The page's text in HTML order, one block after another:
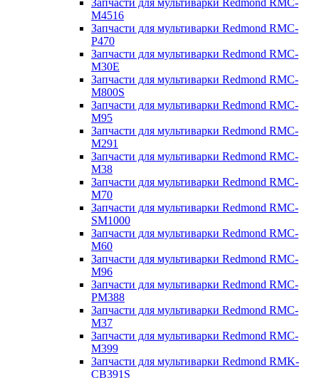
Запчасти для мультиварки Redmond RMC-
M4516
Запчасти для мультиварки Redmond RMC-
P470
Запчасти для мультиварки Redmond RMC-
M30E
Запчасти для мультиварки Redmond RMC-
M800S
Запчасти для мультиварки Redmond RMC-
M95
Запчасти для мультиварки Redmond RMC-
M291
Запчасти для мультиварки Redmond RMC-
M38
Запчасти для мультиварки Redmond RMC-
M70
Запчасти для мультиварки Redmond RMC-
SM1000
Запчасти для мультиварки Redmond RMC-
M60
Запчасти для мультиварки Redmond RMC-
M96
Запчасти для мультиварки Redmond RMC-
PM388
Запчасти для мультиварки Redmond RMC-
M37
Запчасти для мультиварки Redmond RMC-
M399
Запчасти для мультиварки Redmond RMK-
CB391S